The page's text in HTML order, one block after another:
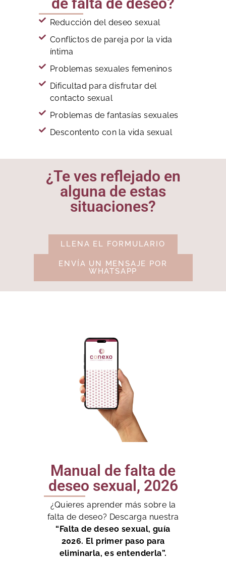
Reducción del deseo sexual
Conflictos de pareja por la vida
íntima
Problemas sexuales femeninos
Dificultad para disfrutar del
contacto sexual
Problemas de fantasías sexuales
Descontento con la vida sexual
¿Te ves reflejado en
alguna de estas
situaciones?
LLENA EL FORMULARIO
ENVÍA UN MENSAJE POR
WHATSAPP
Manual de falta de
deseo sexual, 2026
¿Quieres aprender más sobre la
falta de deseo? Descarga nuestra
“Falta de deseo sexual, guía
2026. El primer paso para
eliminarla, es entenderla”.